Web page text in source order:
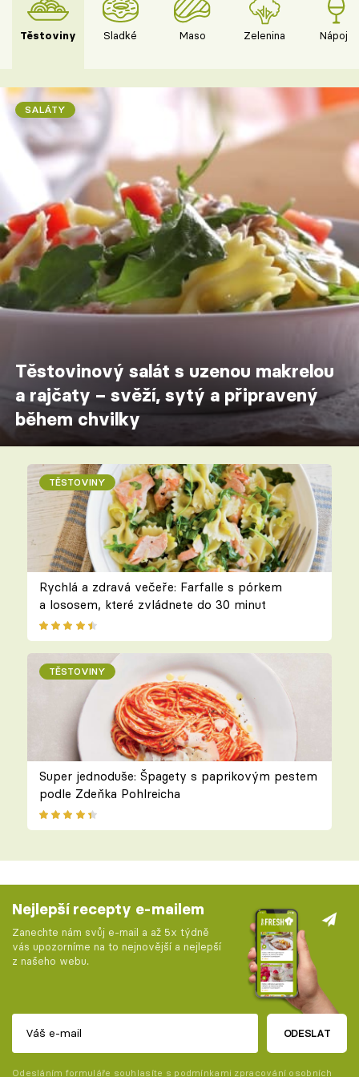
Těstoviny Sladké Maso Zelenina Nápoje
SALÁTY
Těstovinový salát s uzenou makrelou
a rajčaty – svěží, sytý a připravený
během chvilky
TĚSTOVINY
Rychlá a zdravá večeře: Farfalle s pórkem
a lososem, které zvládnete do 30 minut
TĚSTOVINY
Super jednoduše: Špagety s paprikovým pestem
podle Zdeňka Pohlreicha
Nejlepší recepty e-mailem
Zanechte nám svůj e-mail a až 5x týdně
vás upozorníme na to nejnovější a nejlepší
z našeho webu.
ODESLAT
Odesláním formuláře souhlasíte s podmínkami zpracování osobních